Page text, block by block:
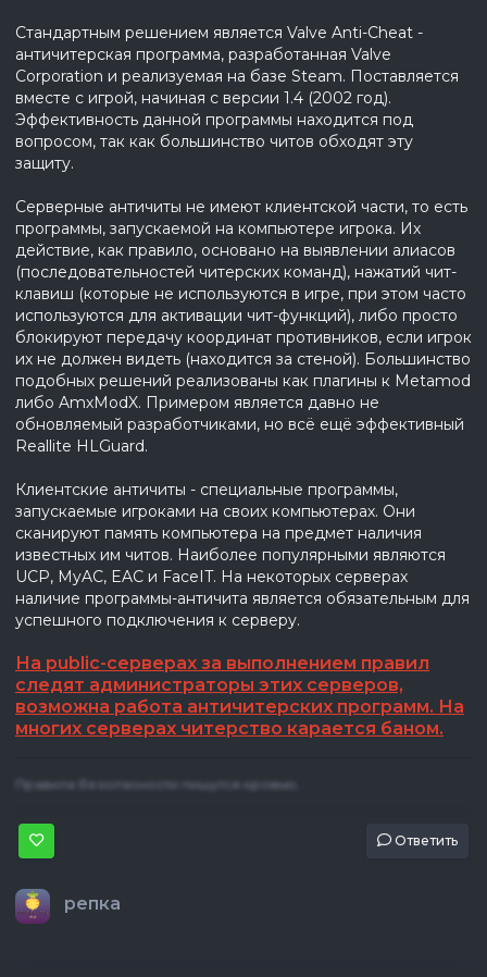
Стандартным решением является Valve Anti-Cheat -
античитерская программа, разработанная Valve
Corporation и реализуемая на базе Steam. Поставляется
вместе с игрой, начиная с версии 1.4 (2002 год).
Эффективность данной программы находится под
вопросом, так как большинство читов обходят эту
защиту.
Серверные античиты не имеют клиентской части, то есть
программы, запускаемой на компьютере игрока. Их
действие, как правило, основано на выявлении алиасов
(последовательностей читерских команд), нажатий чит-
клавиш (которые не используются в игре, при этом часто
используются для активации чит-функций), либо просто
блокируют передачу координат противников, если игрок
их не должен видеть (находится за стеной). Большинство
подобных решений реализованы как плагины к Metamod
либо AmxModX. Примером является давно не
обновляемый разработчиками, но всё ещё эффективный
Reallite HLGuard.
Клиентские античиты - специальные программы,
запускаемые игроками на своих компьютерах. Они
сканируют память компьютера на предмет наличия
известных им читов. Наиболее популярными являются
UCP, MyAC, EAC и FaceIT. На некоторых серверах
наличие программы-античита является обязательным для
успешного подключения к серверу.
На public-серверах за выполнением правил
следят администраторы этих серверов,
возможна работа античитерских программ. На
многих серверах читерство карается баном.
Правила безопасности пишутся кровью.
Ответить
репка